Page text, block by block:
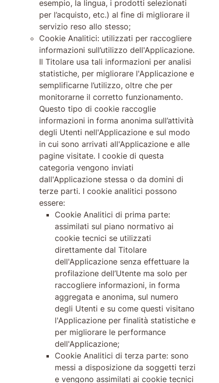
esempio, la lingua, i prodotti selezionati
per l’acquisto, etc.) al fine di migliorare il
servizio reso allo stesso;
Cookie Analitici: utilizzati per raccogliere
informazioni sull’utilizzo dell'Applicazione.
Il Titolare usa tali informazioni per analisi
statistiche, per migliorare l'Applicazione e
semplificarne l’utilizzo, oltre che per
monitorarne il corretto funzionamento.
Questo tipo di cookie raccoglie
informazioni in forma anonima sull’attività
degli Utenti nell'Applicazione e sul modo
in cui sono arrivati all'Applicazione e alle
pagine visitate. I cookie di questa
categoria vengono inviati
dall'Applicazione stessa o da domini di
terze parti. I cookie analitici possono
essere:
Cookie Analitici di prima parte:
assimilati sul piano normativo ai
cookie tecnici se utilizzati
direttamente dal Titolare
dell'Applicazione senza effettuare la
profilazione dell’Utente ma solo per
raccogliere informazioni, in forma
aggregata e anonima, sul numero
degli Utenti e su come questi visitano
l'Applicazione per finalità statistiche e
per migliorare le performance
dell'Applicazione;
Cookie Analitici di terza parte: sono
messi a disposizione da soggetti terzi
e vengono assimilati ai cookie tecnici